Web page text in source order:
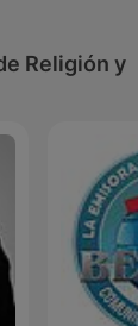
Religión y